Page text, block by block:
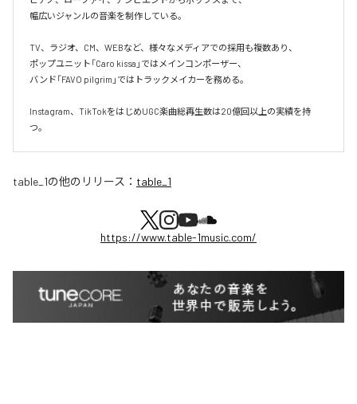
幅広いジャンルの音楽を制作している。
TV、ラジオ、CM、WEBなど、様々なメディアでの採用も複数あり、
ポップユニット「Caro kissa」ではメインコンポーザー、
バンド「FAVO pilgrim」ではトラックメイカーを務める。
Instagram、TikTokをはじめUGC楽曲総再生数は20億回以上の実績を持
つ。
table_1の他のリリース： table_1
https://www.table-1music.com/